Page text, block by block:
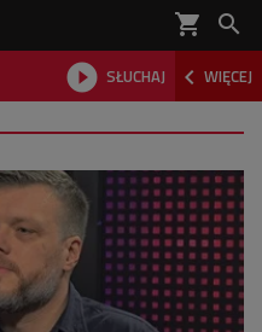
shopping_cart 
 SŁUCHAJ  WIĘCEJ
